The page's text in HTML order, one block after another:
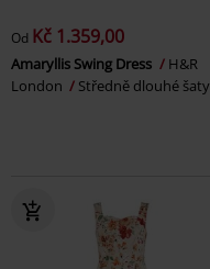
Od Kč 1.359,00
Amaryllis Swing Dress
H&R
London
Středně dlouhé šaty